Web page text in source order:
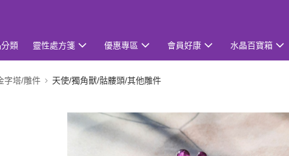
類 靈性處方箋 優惠專區 會員好康 水晶百寶箱
字塔/雕件 天使/獨角獸/骷髏頭/其他雕件